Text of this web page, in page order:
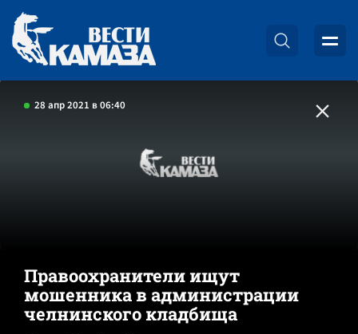
28 апр 2021 в 06:40
Правоохранители ищут
мошенника в администрации
челнинского кладбища